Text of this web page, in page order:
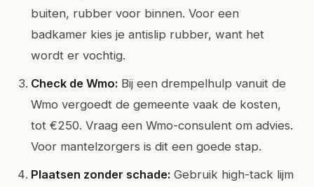
buiten, rubber voor binnen. Voor een
badkamer kies je antislip rubber, want het
wordt er vochtig.
Check de Wmo: Bij een drempelhulp vanuit de
Wmo vergoedt de gemeente vaak de kosten,
tot €250. Vraag een Wmo-consulent om advies.
Voor mantelzorgers is dit een goede stap.
Plaatsen zonder schade: Gebruik high-tack lijm